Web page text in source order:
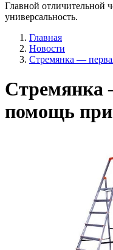
Главной отличительной
универсальность.
Главная
Новости
Стремянка —
Стремянка
помощь